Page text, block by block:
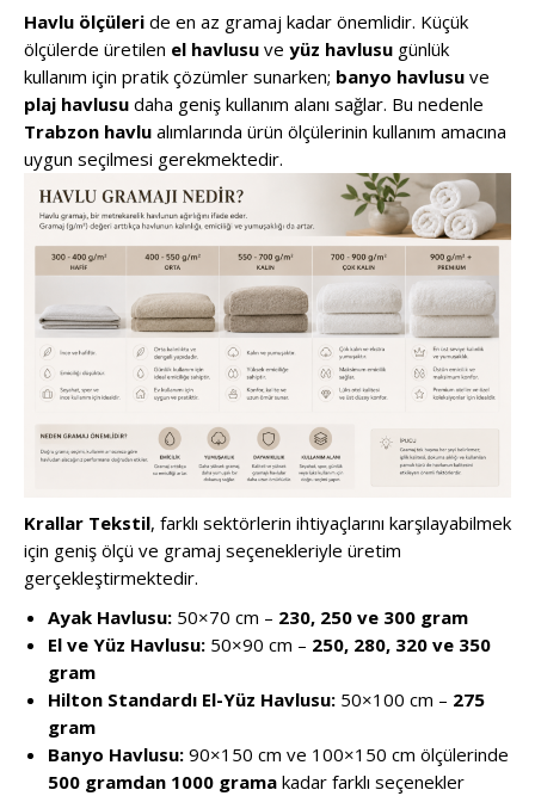
Havlu ölçüleri de en az gramaj kadar önemlidir. Küçük
ölçülerde üretilen el havlusu ve yüz havlusu günlük
kullanım için pratik çözümler sunarken; banyo havlusu ve
plaj havlusu daha geniş kullanım alanı sağlar. Bu nedenle
Trabzon havlu alımlarında ürün ölçülerinin kullanım amacına
uygun seçilmesi gerekmektedir.
Krallar Tekstil, farklı sektörlerin ihtiyaçlarını karşılayabilmek
için geniş ölçü ve gramaj seçenekleriyle üretim
gerçekleştirmektedir.
Ayak Havlusu: 50×70 cm – 230, 250 ve 300 gram
El ve Yüz Havlusu: 50×90 cm – 250, 280, 320 ve 350
gram
Hilton Standardı El-Yüz Havlusu: 50×100 cm – 275
gram
Banyo Havlusu: 90×150 cm ve 100×150 cm ölçülerinde
500 gramdan 1000 grama kadar farklı seçenekler